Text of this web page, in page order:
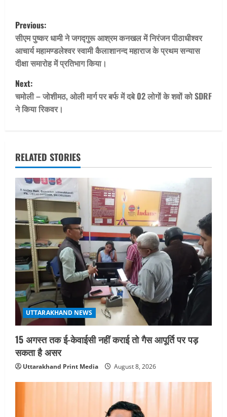
P
o
s
t
n
v
i
g
a
t
i
o
n
Previous:
सीएम पुष्कर धामी ने जगद्गुरू आश्रम कनखल में निरंजन पीठाधीश्वर
आचार्य महामण्डलेश्वर स्वामी कैलाशानन्द महाराज के प्रथम सन्यास
दीक्षा समारोह में प्रतिभाग किया।
Next:
चमोली – जोशीमठ, ओली मार्ग पर बर्फ में दबे 02 लोगों के शवों को SDRF
ने किया रिकवर।
RELATED STORIES
UTTARAKHAND NEWS
15 अगस्त तक ई-केवाईसी नहीं कराई तो गैस आपूर्ति पर पड़
सकता है असर
Uttarakhand Print Media August 8, 2026